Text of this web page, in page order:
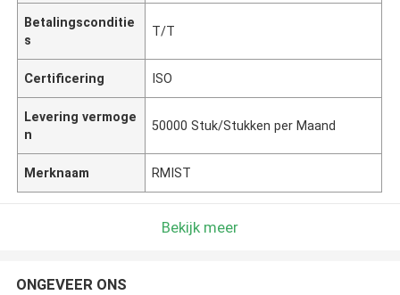
Betalingsconditie
s
T/T
Certificering ISO
Levering vermoge
n
50000 Stuk/Stukken per Maand
Merknaam RMIST
Bekijk meer
ONGEVEER ONS